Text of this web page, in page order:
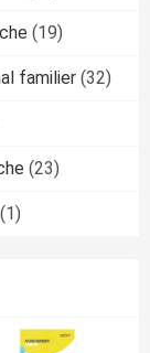
(19)
familier (32)
(23)
(1)